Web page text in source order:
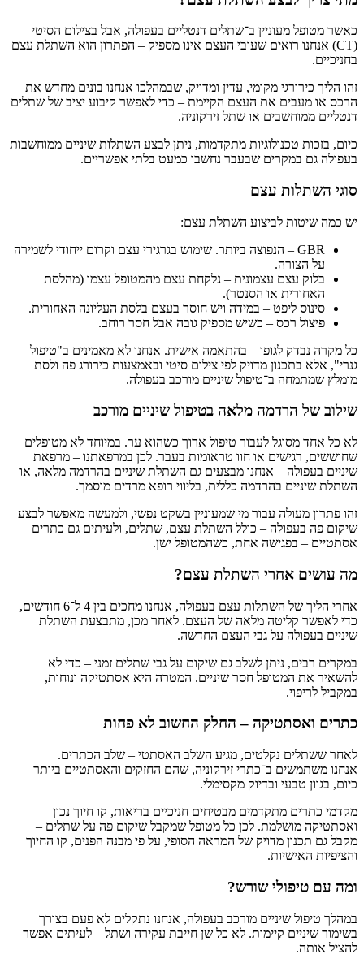
כאשר מטופל מעוניין ב־שתלים דנטליים בעפולה, אבל בצילום הסיטי
(CT) אנחנו רואים שעובי העצם אינו מספיק – הפתרון הוא השתלת עצם
בחניכיים.
זהו הליך כירורגי מקומי, עדין ומדויק, שבמהלכו אנחנו בונים מחדש את
הרכס או מעבים את העצם הקיימת – כדי לאפשר קיבוע יציב של שתלים
דנטליים ממוחשבים או שתל זירקוניה.
כיום, בזכות טכנולוגיות מתקדמות, ניתן לבצע השתלות שיניים ממוחשבות
בעפולה גם במקרים שבעבר נחשבו כמעט בלתי אפשריים.
סוגי השתלות עצם
יש כמה שיטות לביצוע השתלת עצם:
GBR – הנפוצה ביותר. שימוש בגרגירי עצם וקרום ייחודי לשמירה
על הצורה.
בלוק עצם עצמונית – נלקחת עצם מהמטופל עצמו (מהלסת
האחורית או הסנטר).
סינוס ליפט – במידה ויש חוסר בעצם בלסת העליונה האחורית.
פיצול רכס – כשיש מספיק גובה אבל חסר רוחב.
כל מקרה נבדק לגופו – בהתאמה אישית. אנחנו לא מאמינים ב"טיפול
גנרי", אלא בתכנון מדויק לפי צילום סיטי ובאמצעות כירורג פה ולסת
מומלץ שמתמחה ב־טיפול שיניים מורכב בעפולה.
שילוב של הרדמה מלאה בטיפול שיניים מורכב
לא כל אחד מסוגל לעבור טיפול ארוך כשהוא ער. במיוחד לא מטופלים
שחוששים, רגישים או חוו טראומות בעבר. לכן במרפאתנו – מרפאת
שיניים בעפולה – אנחנו מבצעים גם השתלת שיניים בהרדמה מלאה, או
השתלת שיניים בהרדמה כללית, בליווי רופא מרדים מוסמך.
זהו פתרון מעולה עבור מי שמעוניין בשקט נפשי, ולמעשה מאפשר לבצע
שיקום פה בעפולה – כולל השתלת עצם, שתלים, ולעיתים גם כתרים
אסתטיים – בפגישה אחת, כשהמטופל ישן.
מה עושים אחרי השתלת עצם?
אחרי הליך של השתלות עצם בעפולה, אנחנו מחכים בין 4 ל־6 חודשים,
כדי לאפשר קליטה מלאה של העצם. לאחר מכן, מתבצעת השתלת
שיניים בעפולה על גבי העצם החדשה.
במקרים רבים, ניתן לשלב גם שיקום על גבי שתלים זמני – כדי לא
להשאיר את המטופל חסר שיניים. המטרה היא אסתטיקה ונוחות,
במקביל לריפוי.
כתרים ואסתטיקה – החלק החשוב לא פחות
לאחר ששתלים נקלטים, מגיע השלב האסתטי – שלב הכתרים.
אנחנו משתמשים ב־כתרי זירקוניה, שהם החזקים והאסתטיים ביותר
כיום, בגוון טבעי ובדיוק מקסימלי.
מקדמי כתרים מתקדמים מבטיחים חניכיים בריאות, קו חיוך נכון
ואסתטיקה מושלמת. לכן כל מטופל שמקבל שיקום פה על שתלים –
מקבל גם תכנון מדויק של המראה הסופי, על פי מבנה הפנים, קו החיוך
והציפיות האישיות.
ומה עם טיפולי שורש?
במהלך טיפול שיניים מורכב בעפולה, אנחנו נתקלים לא פעם בצורך
בשימור שיניים קיימות. לא כל שן חייבת עקירה ושתל – לעיתים אפשר
להציל אותה.